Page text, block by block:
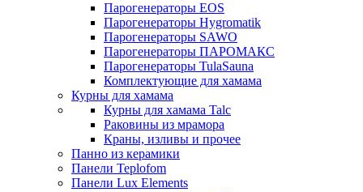
Парогенераторы EOS
Парогенераторы Hygromatik
Парогенераторы SAWO
Парогенераторы ПАРОМАКС
Парогенераторы TulaSauna
Комплектующие для хамама
Курны для хамама
Курны для хамама Talc
Раковины из мрамора
Краны, изливы и прочее
Панно из керамики
Панели Teplofom
Панели Lux Elements